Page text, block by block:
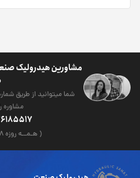
مشاورین هیدرولیک
شما میتوانید از طریق
مشاوره
( هـمــه روزه ۸ تــا ۲۰ )